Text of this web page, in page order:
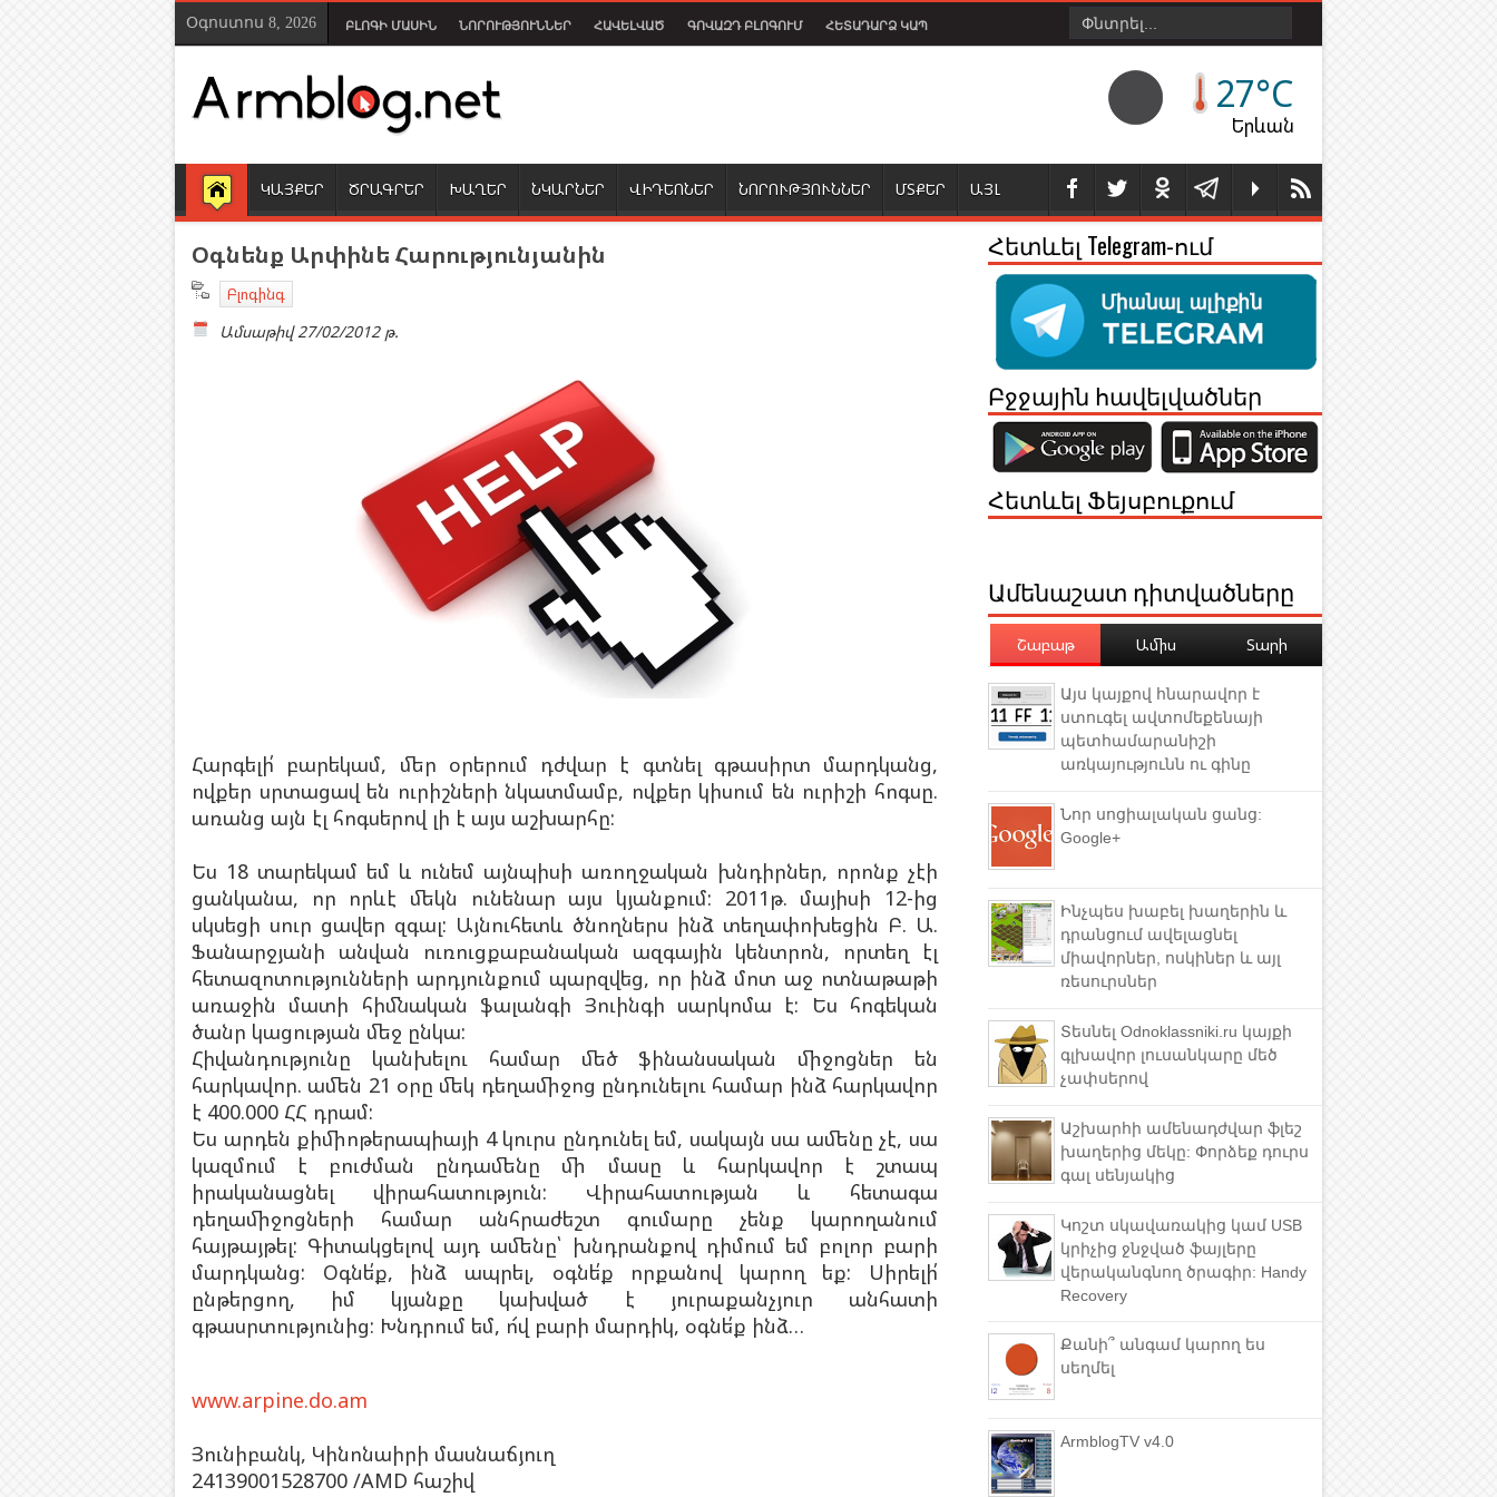
Օգոստոս 8, 2026 ԲԼՈԳԻ ՄԱՍԻՆ ՆՈՐՈՒԹՅՈՒՆՆԵՐ ՀԱՎԵԼՎԱԾ ԳՈՎԱԶԴ ԲԼՈԳՈՒՄ ՀԵՏԱԴԱՐՁ ԿԱՊ
27°C
Երևան
ԿԱՅՔԵՐ ԾՐԱԳՐԵՐ ԽԱՂԵՐ ՆԿԱՐՆԵՐ ՎԻԴԵՈՆԵՐ ՆՈՐՈՒԹՅՈՒՆՆԵՐ ՄՏՔԵՐ ԱՅԼ
Օգնենք Արփինե Հարությունյանին
Բլոգինգ
Ամսաթիվ 27/02/2012 թ.
Հարգելի՛ բարեկամ, մեր օրերում դժվար է գտնել գթասիրտ մարդկանց,
ովքեր սրտացավ են ուրիշների նկատմամբ, ովքեր կիսում են ուրիշի հոգսը.
առանց այն էլ հոգսերով լի է այս աշխարհը:
Ես 18 տարեկամ եմ և ունեմ այնպիսի առողջական խնդիրներ, որոնք չէի
ցանկանա, որ որևէ մեկն ունենար այս կյանքում: 2011թ. մայիսի 12-ից
սկսեցի սուր ցավեր զգալ: Այնուհետև ծնողներս ինձ տեղափոխեցին Բ. Ա.
Ֆանարջյանի անվան ուռուցքաբանական ազգային կենտրոն, որտեղ էլ
հետազոտությունների արդյունքում պարզվեց, որ ինձ մոտ աջ ոտնաթաթի
առաջին մատի հիմնական ֆալանգի Յուինգի սարկոմա է: Ես հոգեկան
ծանր կացության մեջ ընկա:
Հիվանդությունը կանխելու համար մեծ ֆինանսական միջոցներ են
հարկավոր. ամեն 21 օրը մեկ դեղամիջոց ընդունելու համար ինձ հարկավոր
է 400.000 ՀՀ դրամ:
Ես արդեն քիմիոթերապիայի 4 կուրս ընդունել եմ, սակայն սա ամենը չէ, սա
կազմում է բուժման ընդամենը մի մասը և հարկավոր է շտապ
իրականացնել վիրահատություն: Վիրահատության և հետագա
դեղամիջոցների համար անհրաժեշտ գումարը չենք կարողանում
հայթայթել: Գիտակցելով այդ ամենը՝ խնդրանքով դիմում եմ բոլոր բարի
մարդկանց: Օգնե՛ք, ինձ ապրել, օգնե՛ք որքանով կարող եք: Սիրելի՛
ընթերցող, իմ կյանքը կախված է յուրաքանչյուր անհատի
գթասրտությունից: Խնդրում եմ, ո՜վ բարի մարդիկ, օգնե՛ք ինձ…
www.arpine.do.am
Յունիբանկ, Կինոնաիրի մասնաճյուղ
24139001528700 /AMD հաշիվ
Հետևել Telegram-ում
Բջջային հավելվածներ
Հետևել Ֆեյսբուքում
Ամենաշատ դիտվածները
Շաբաթ Ամիս Տարի
Այս կայքով հնարավոր է
ստուգել ավտոմեքենայի
պետհամարանիշի
առկայությունն ու գինը
Նոր սոցիալական ցանց:
Google+
Ինչպես խաբել խաղերին և
դրանցում ավելացնել
միավորներ, ոսկիներ և այլ
ռեսուրսներ
Տեսնել Odnoklassniki.ru կայքի
գլխավոր լուսանկարը մեծ
չափսերով
Աշխարհի ամենադժվար ֆլեշ
խաղերից մեկը: Փորձեք դուրս
գալ սենյակից
Կոշտ սկավառակից կամ USB
կրիչից ջնջված ֆայլերը
վերականգնող ծրագիր: Handy
Recovery
Քանի՞ անգամ կարող ես
սեղմել
ArmblogTV v4.0